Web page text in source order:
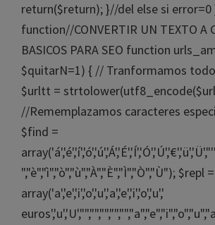
return($return); }//del else si
function//CONVERTIR UN TEXTO A
BASICOS PARA SEO function
$quitarN=1) { // Tranformamos
$urltt =
//Rememplazamos caracteres
$find =
","è","ì","ò","ù","À","È","Ì","Ò","Ù"); $repl =
array('a','e','i','o','u','a','e','i','o','u','